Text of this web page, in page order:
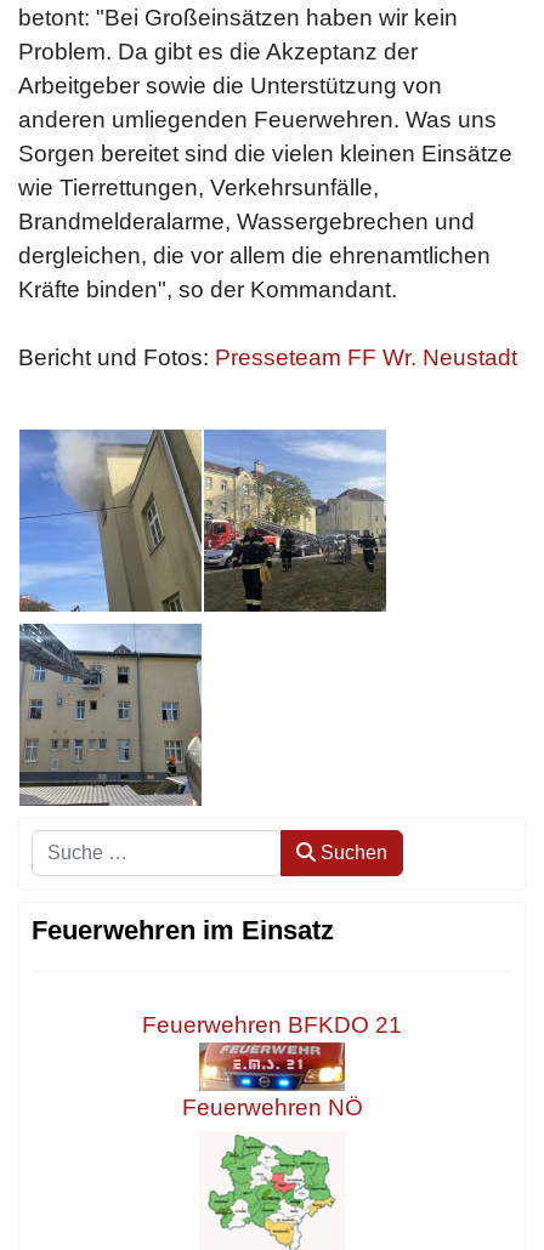
betont: "Bei Großeinsätzen haben wir kein
Problem. Da gibt es die Akzeptanz der
Arbeitgeber sowie die Unterstützung von
anderen umliegenden Feuerwehren. Was uns
Sorgen bereitet sind die vielen kleinen Einsätze
wie Tierrettungen, Verkehrsunfälle,
Brandmelderalarme, Wassergebrechen und
dergleichen, die vor allem die ehrenamtlichen
Kräfte binden", so der Kommandant.
Bericht und Fotos: Presseteam FF Wr. Neustadt
Suchen Suchen
Feuerwehren im Einsatz
Feuerwehren BFKDO 21
Feuerwehren NÖ